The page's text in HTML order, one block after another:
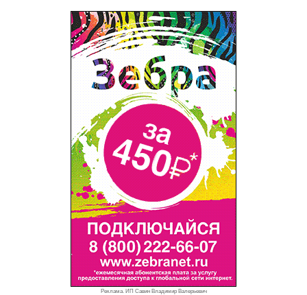
Реклама. ИП Савин Владимир Валерьевич